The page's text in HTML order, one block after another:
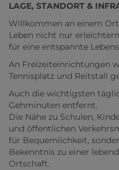
LAGE, STANDORT &
Willkommen an einem
Leben nicht nur
für eine entspannte
An Freizeiteinrichtungen
Tennisplatz und Reitstall
Auch die wichtigsten
Gehminuten entfernt.
Die Nähe zu Schulen,
und öffentlichen
für Bequemlichkeit,
Bekenntnis zu einer
Ortschaft.